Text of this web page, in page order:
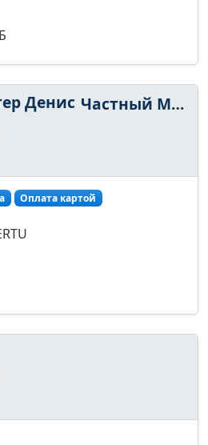
Частный Мастер Денис
Оплата картой